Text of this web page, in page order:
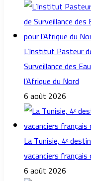
L’Institut Pasteur
Surveillance des
l’Afrique du Nord
6 août 2026
La Tunisie, 4ᵉ
vacanciers
6 août 2026